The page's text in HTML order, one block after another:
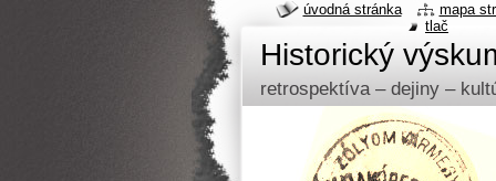
Historický
retrospektíva – dejiny –
úvodná stránka mapa
tlač